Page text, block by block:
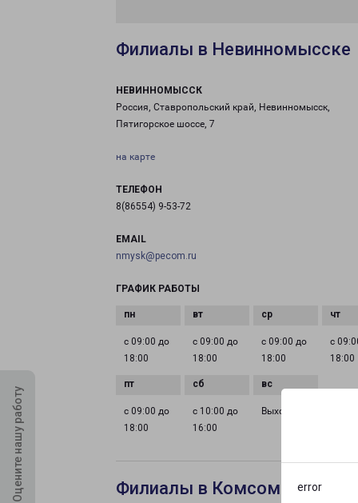
error
Оцените нашу работу
Филиалы в Невинномысске
НЕВИННОМЫССК
Россия, Ставропольский край, Невинномысск,
Пятигорское шоссе, 7
на карте
ТЕЛЕФОН
8(86554) 9-53-72
EMAIL
nmysk@pecom.ru
ГРАФИК РАБОТЫ
с 09:00 до
18:00
с 09:00 до
18:00
с 09:00 до
18:00
с
18:00
с 09:00 до
18:00
с 10:00 до
16:00
Выходной
Филиалы в Комсомольске-